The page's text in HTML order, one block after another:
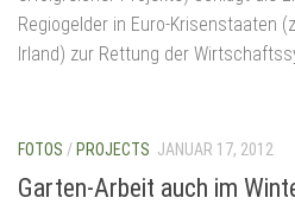
Regiogelder in Euro-Krisenstaaten
Irland) zur Rettung der
FOTOS / PROJECTS JANUAR 17, 2012
Garten-Arbeit auch im